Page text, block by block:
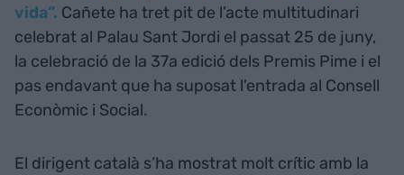
vida”. Cañete ha tret pit de l’acte multitudinari
celebrat al Palau Sant Jordi el passat 25 de juny,
la celebració de la 37a edició dels Premis Pime i el
pas endavant que ha suposat l'entrada al Consell
Econòmic i Social.
El dirigent català s’ha mostrat molt crític amb la